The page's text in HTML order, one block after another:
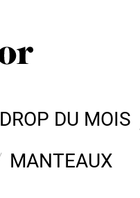
DROP DU MOIS
MANTEAUX